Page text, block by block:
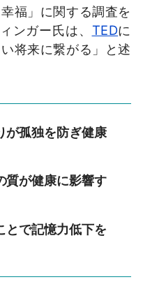
福」に関する調査を
ンガー氏は、 TEDに
将来に繋がる」と述
が孤独を防ぎ健康
質が健康に影響す
とで記憶力低下を